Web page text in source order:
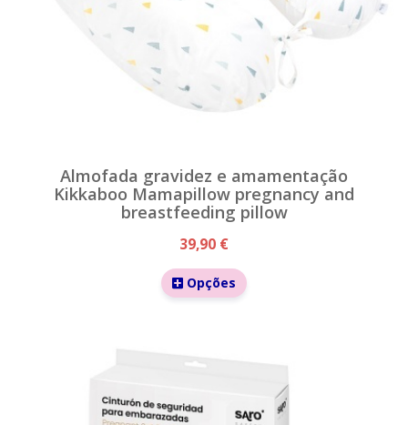
Almofada gravidez e amamentação
Kikkaboo Mamapillow pregnancy and
breastfeeding pillow
39,90 €
Opções